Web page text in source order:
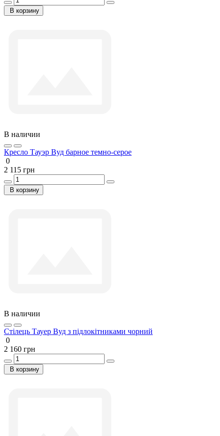
В корзину
В наличии
Кресло Тауэр Вуд барное темно-серое
0
2 115 грн
В корзину
В наличии
Стілець Тауер Вуд з підлокітниками чорний
0
2 160 грн
В корзину